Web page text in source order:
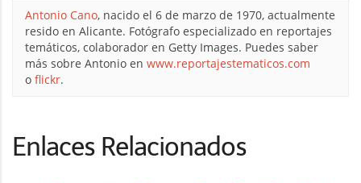
Antonio Cano, nacido el 6 de marzo de 1970, actualmente
resido en Alicante. Fotógrafo especializado en reportajes
temáticos, colaborador en Getty Images. Puedes saber
más sobre Antonio en www.reportajestematicos.com
o flickr.
Enlaces Relacionados